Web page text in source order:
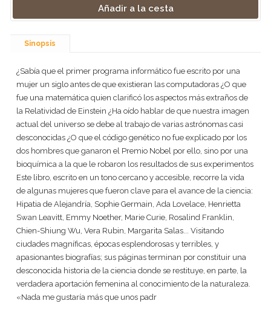
Añadir a la cesta
Sinopsis
¿Sabía que el primer programa informático fue escrito por una
mujer un siglo antes de que existieran las computadoras ¿O que
fue una matemática quien clarificó los aspectos más extraños de
la Relatividad de Einstein ¿Ha oído hablar de que nuestra imagen
actual del universo se debe al trabajo de varias astrónomas casi
desconocidas ¿O que el código genético no fue explicado por los
dos hombres que ganaron el Premio Nobel por ello, sino por una
bioquímica a la que le robaron los resultados de sus experimentos
Este libro, escrito en un tono cercano y accesible, recorre la vida
de algunas mujeres que fueron clave para el avance de la ciencia:
Hipatia de Alejandría, Sophie Germain, Ada Lovelace, Henrietta
Swan Leavitt, Emmy Noether, Marie Curie, Rosalind Franklin,
Chien-Shiung Wu, Vera Rubin, Margarita Salas... Visitando
ciudades magníficas, épocas esplendorosas y terribles, y
apasionantes biografías; sus páginas terminan por constituir una
desconocida historia de la ciencia donde se restituye, en parte, la
verdadera aportación femenina al conocimiento de la naturaleza.
«Nada me gustaría más que unos padr